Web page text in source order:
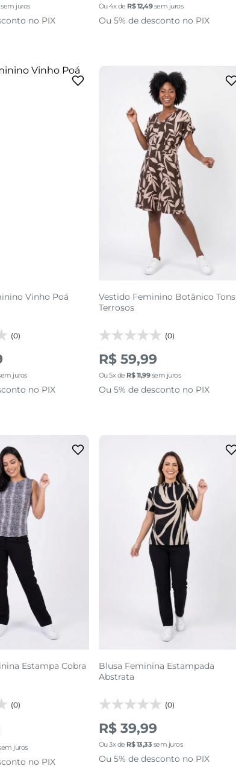
juros
no PIX
Ou4x de R$ 12,49sem juros
Ou 5% de desconto no PIX
a sacola
Vinho Poá
(0)
juros
no PIX
P M G
adicionar a sacola
Vestido Feminino Botânico Tons
Terrosos
(0)
R$ 59,99
Ou5x de R$ 11,99sem juros
Ou 5% de desconto no PIX
M G
a sacola
Estampa Cobra
(0)
juros
no PIX
G
adicionar a sacola
Blusa Feminina Estampada
Abstrata
(0)
R$ 39,99
Ou3x de R$ 13,33 sem juros
Ou 5% de desconto no PIX